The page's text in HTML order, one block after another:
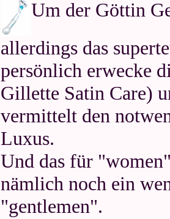
Um der Göttin
allerdings das
persönlich erwecke
Gillette Satin Care)
vermittelt den
Luxus.
Und das für
nämlich noch ein
"gentlemen".